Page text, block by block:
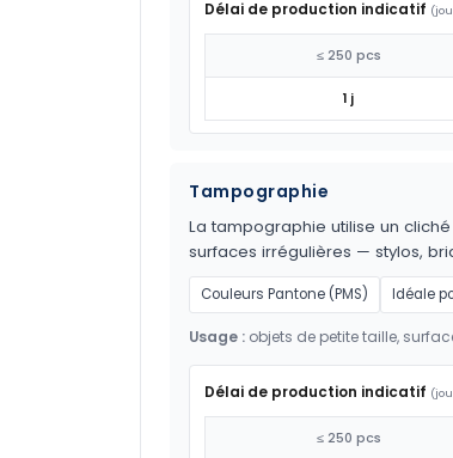
Délai de production indicatif
≤ 250 pcs
1 j
Tampographie
La tampographie utilise un
surfaces irrégulières — stylos,
Couleurs Pantone (PMS) Idéale
Usage : objets de petite taille,
Délai de production indicatif
≤ 250 pcs